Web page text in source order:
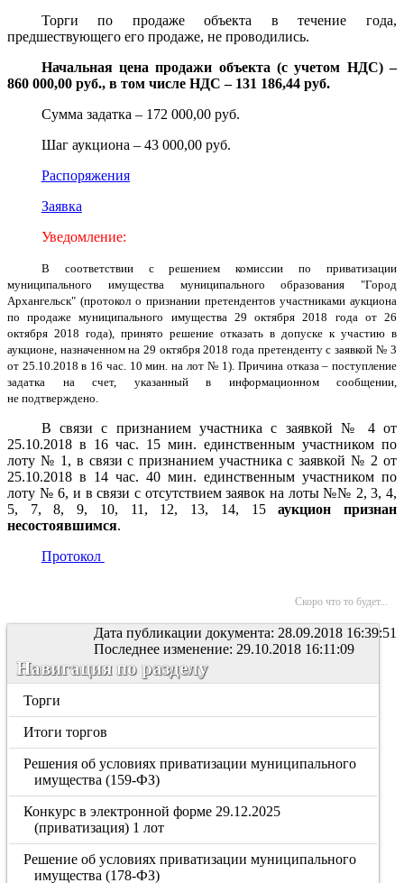
Торги по продаже объекта в течение года,
предшествующего его продаже, не проводились.
Начальная цена продажи объекта (с учетом НДС) –
860 000,00 руб., в том числе НДС – 131 186,44 руб.
Сумма задатка – 172 000,00 руб.
Шаг аукциона – 43 000,00 руб.
Распоряжения
Заявка
Уведомление:
В соответствии с решением комиссии по приватизации
муниципального имущества муниципального образования "Город
Архангельск" (протокол о признании претендентов участниками аукциона
по продаже муниципального имущества29 октября 2018 года от 26
октября 2018 года), принято решение отказать в допуске к участию в
аукционе, назначенном на 29 октября 2018 года претенденту с заявкой № 3
от 25.10.2018 в 16 час. 10 мин. на лот № 1). Причина отказа – поступление
задатка на счет, указанный в информационном сообщении,
не подтверждено.
В связи с признанием участника с заявкой № 4 от
25.10.2018 в 16 час. 15 мин. единственным участником по
лоту № 1, в связи с признанием участника с заявкой № 2 от
25.10.2018 в 14 час. 40 мин. единственным участником по
лоту № 6, и в связи с отсутствием заявок на лоты №№ 2, 3, 4,
5, 7, 8, 9, 10, 11, 12, 13, 14, 15аукцион признан
несостоявшимся.
Протокол
Скоро что то будет...
Дата публикации документа: 28.09.2018 16:39:51
Последнее изменение: 29.10.2018 16:11:09
Навигация по разделу
Торги
Итоги торгов
Решения об условиях приватизации муниципального
имущества (159-ФЗ)
Конкурс в электронной форме 29.12.2025
(приватизация) 1 лот
Решение об условиях приватизации муниципального
имущества (178-ФЗ)